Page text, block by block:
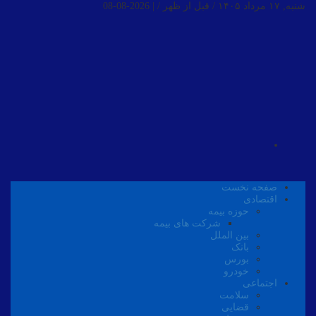
شنبه, ۱۷ مرداد ۱۴۰۵ / قبل از ظهر / 2026-08-08
صفحه نخست
اقتصادی
حوزه بیمه
شرکت های بیمه
بین الملل
بانک
بورس
خودرو
اجتماعی
سلامت
قضایی